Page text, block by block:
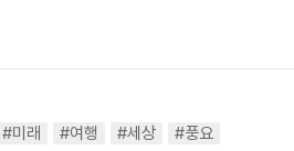
#미래 #여행 #세상
#풍요